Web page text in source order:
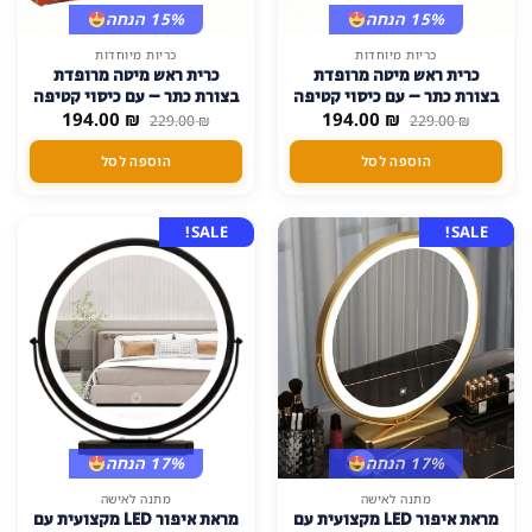
15% הנחה
כריות מיוחדות
כרית ראש מיטה מרופדת
בצורת כתר – עם כיסוי קטיפה
נשלף לכביסה – לבן
229.00₪ המחיר
המקורי
היה:
229.00 ₪.
194.00 ₪ המחיר
הנוכחי
הוא:
194.00 ₪. הוספה לסל
15% הנחה
כריות מיוחדות
כרית ראש מיטה מרופדת
בצורת כתר – עם כיסוי קטיפה
נשלף לכביסה – ורוד
229.00₪ המחיר
המקורי
היה:
229.00 ₪.
194.00 ₪ המחיר
הנוכחי
הוא:
194.00 ₪. הוספה לסל
SALE!
17% הנחה
מתנה לאישה
מראת איפור LED מקצועית עם
זה
SALE!
17% הנחה
מתנה לאישה
מראת איפור LED מקצועית עם